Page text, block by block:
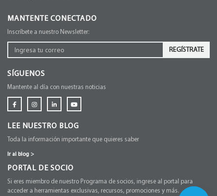
MANTENTE CONECTADO
Inscríbete a nuestro Newsletter:
REGÍSTRATE
SÍGUENOS
Mantente al día con nuestras noticias
LEE NUESTRO BLOG
Toda la información importante que quieres saber
Ir al blog >
PORTAL DE SOCIO
Si eres miembro de nuestro Programa de socios, ingrese al portal para
acceder a herramientas exclusivas, recursos, promociones y más.